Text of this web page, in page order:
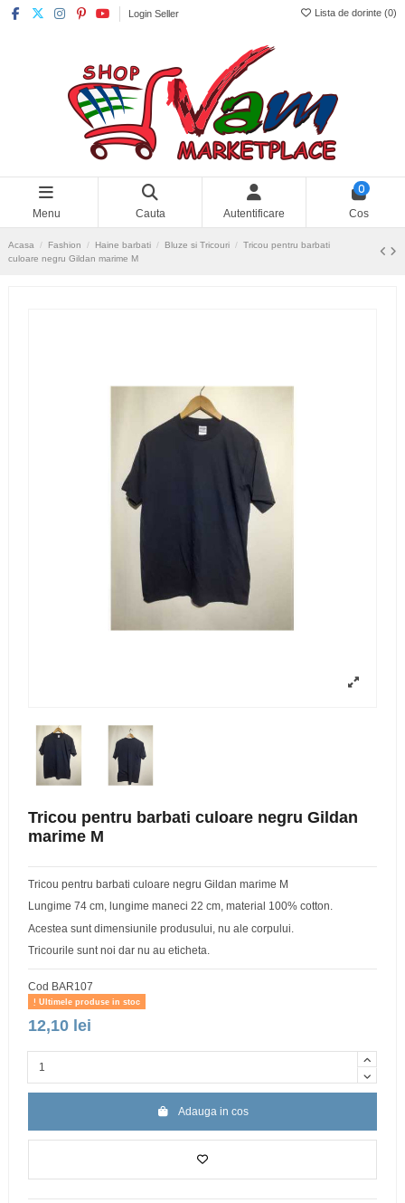
Login Seller Lista de dorinte (0)
Menu Cauta Autentificare
0
Cos
Acasa Fashion Haine barbati Bluze si Tricouri
Tricou pentru barbati
culoare negru Gildan marime M
Tricou pentru barbati culoare negru Gildan
marime M
Tricou pentru barbati culoare negru Gildan marime M
Lungime 74 cm, lungime maneci 22 cm, material 100% cotton.
Acestea sunt dimensiunile produsului, nu ale corpului.
Tricourile sunt noi dar nu au eticheta.
Cod BAR107
Ultimele produse in stoc
12,10 lei
Adauga in cos